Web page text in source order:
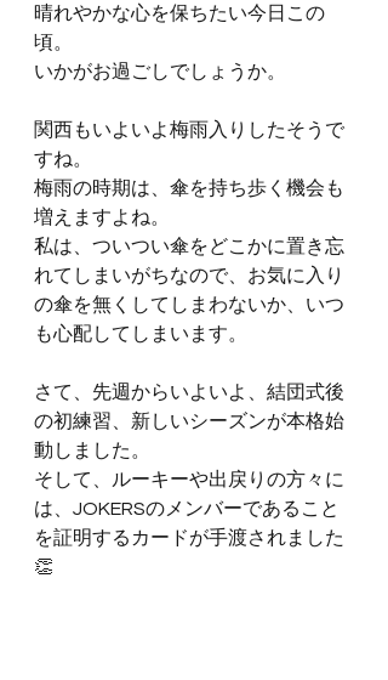
晴れやかな心を保ちたい今日この
頃。
いかがお過ごしでしょうか。
関西もいよいよ梅雨入りしたそうで
すね。
梅雨の時期は、傘を持ち歩く機会も
増えますよね。
私は、ついつい傘をどこかに置き忘
れてしまいがちなので、お気に入り
の傘を無くしてしまわないか、いつ
も心配してしまいます。
さて、先週からいよいよ、結団式後
の初練習、新しいシーズンが本格始
動しました。
そして、ルーキーや出戻りの方々に
は、JOKERSのメンバーであること
を証明するカードが手渡されました
👏